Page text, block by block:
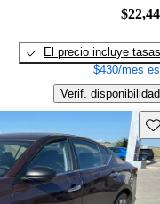
El precio incluye tasas
$430/mes
Verif. disponibilidad